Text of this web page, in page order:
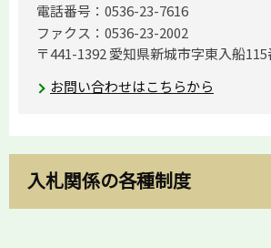
電話番号：0536-23-7616
ファクス：0536-23-2002
〒441-1392 愛知県新城市字東入船
お問い合わせはこちらから
入札関係の各種制度